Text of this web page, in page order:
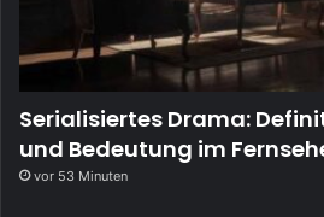
Serialisiertes Drama:
und Bedeutung im
vor 53 Minuten